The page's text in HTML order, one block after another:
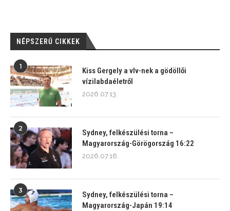
NÉPSZERŰ CIKKEK
1
Kiss Gergely a vlv-nek a gödöllői
vízilabdaéletről
2026.07.13.
2
Sydney, felkészülési torna –
Magyarország-Görögország 16:22
2026.07.16.
3
Sydney, felkészülési torna –
Magyarország-Japán 19:14